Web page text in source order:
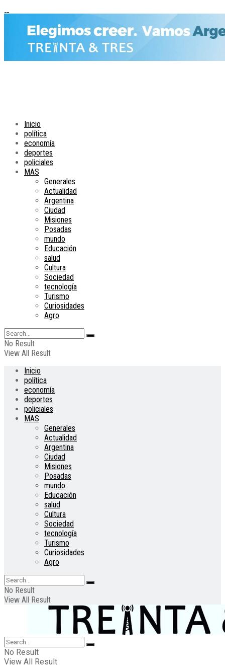
Inicio
política
economía
deportes
policiales
MAS
Generales
Actualidad
Argentina
Ciudad
Misiones
Posadas
mundo
Educación
salud
Cultura
Sociedad
tecnología
Turismo
Curiosidades
Agro
No Result
View All Result
Inicio
política
economía
deportes
policiales
MAS
Generales
Actualidad
Argentina
Ciudad
Misiones
Posadas
mundo
Educación
salud
Cultura
Sociedad
tecnología
Turismo
Curiosidades
Agro
No Result
View All Result
No Result
View All Result